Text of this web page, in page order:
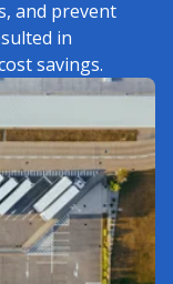
and prevent
in
savings.